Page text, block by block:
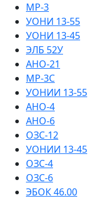
МР-3
УОНИ 13-55
УОНИ 13-45
ЭЛБ 52У
АНО-21
МР-3С
УОНИИ 13-55
АНО-4
АНО-6
ОЗС-12
УОНИИ 13-45
ОЗС-4
ОЗС-6
ЭБОК 46.00